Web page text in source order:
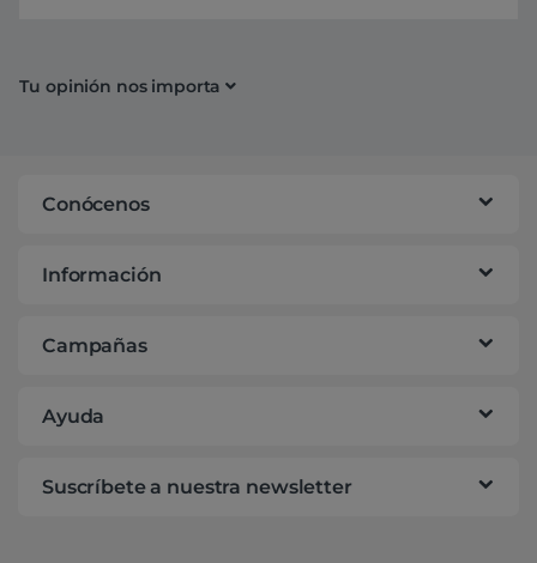
Tu opinión nos importa
Conócenos
Información
Campañas
Ayuda
Suscríbete a nuestra newsletter